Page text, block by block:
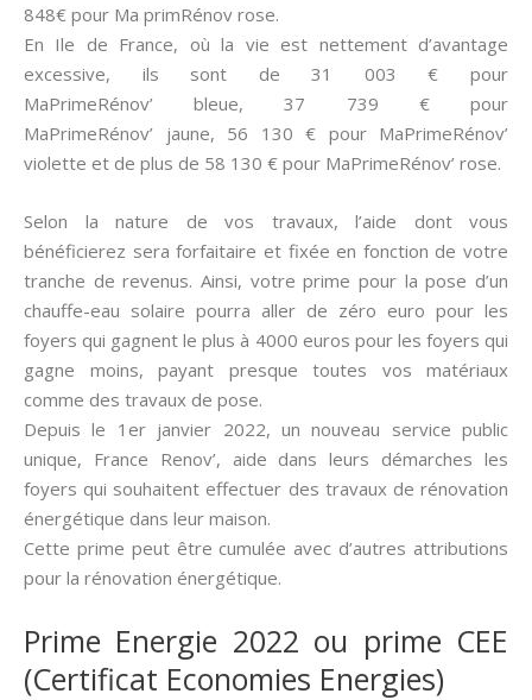
848€ pour Ma primRénov rose.
En Ile de France, où la vie est nettement d’avantage
excessive, ils sont de 31 003 € pour
MaPrimeRénov’ bleue, 37 739 € pour
MaPrimeRénov’ jaune, 56 130 € pour MaPrimeRénov’
violette et de plus de 58 130 € pour MaPrimeRénov’ rose.
Selon la nature de vos travaux, l’aide dont vous
bénéficierez sera forfaitaire et fixée en fonction de votre
tranche de revenus. Ainsi, votre prime pour la pose d’un
chauffe-eau solaire pourra aller de zéro euro pour les
foyers qui gagnent le plus à 4000 euros pour les foyers qui
gagne moins, payant presque toutes vos matériaux
comme des travaux de pose.
Depuis le 1er janvier 2022, un nouveau service public
unique, France Renov’, aide dans leurs démarches les
foyers qui souhaitent effectuer des travaux de rénovation
énergétique dans leur maison.
Cette prime peut être cumulée avec d’autres attributions
pour la rénovation énergétique.
Prime Energie 2022 ou prime CEE
(Certificat Economies Energies)